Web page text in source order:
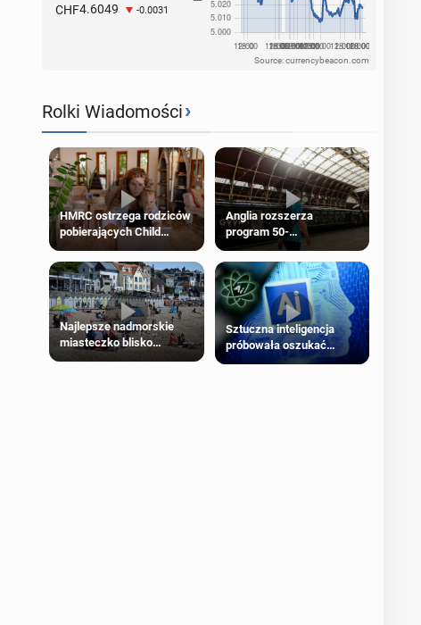
CHF4.6049 -0.0031
Source: currencybeacon.com
Rolki Wiadomości›
HMRC ostrzega rodziców
pobierających Child
Benefit. Mogą być
zobowiązani do zwrotu
zasiłku
Anglia rozszerza
program 50-
procentowych zniżek
kolejowych na 18-latków
Najlepsze nadmorskie
miasteczko blisko
Sztuczna inteligencja
próbowała oszukać
człowieka